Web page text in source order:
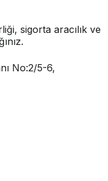
sigorta aracılık ve
No:2/5-6,